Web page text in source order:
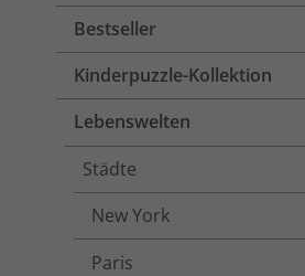
Bestseller
Kinderpuzzle-Kollektion
Lebenswelten
Städte
New York
Paris